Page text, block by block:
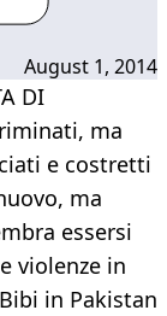
August 1, 2014
DI
ma
e costretti
ma
essersi
violenze in
in Pakistan